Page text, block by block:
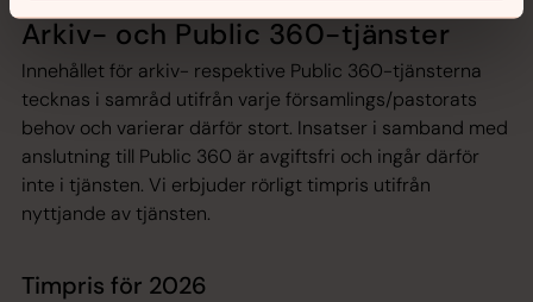
Arkiv- och Public 360-tjänster
Innehållet för arkiv- respektive Public 360-tjänsterna
tecknas i samråd utifrån varje församlings/pastorats
behov och varierar därför stort. Insatser i samband med
anslutning till Public 360 är avgiftsfri och ingår därför
inte i tjänsten. Vi erbjuder rörligt timpris utifrån
nyttjande av tjänsten.
Timpris för 2026